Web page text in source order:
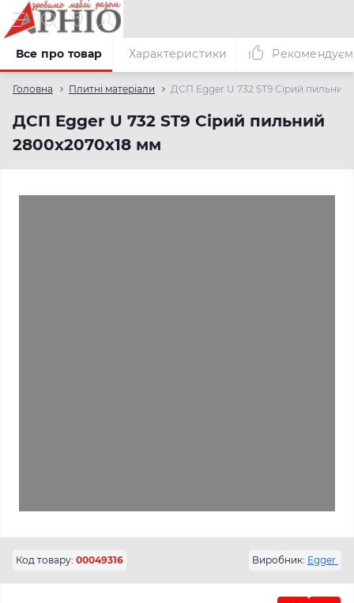
Головна Плитні матеріали ДСП Egger U 732 ST9 Сірий пильний
ДСП Egger U 732 ST9 Сірий пильний
2800х2070х18 мм
Все про товар Характеристики
Код товару: 00049316 Виробник: Egger